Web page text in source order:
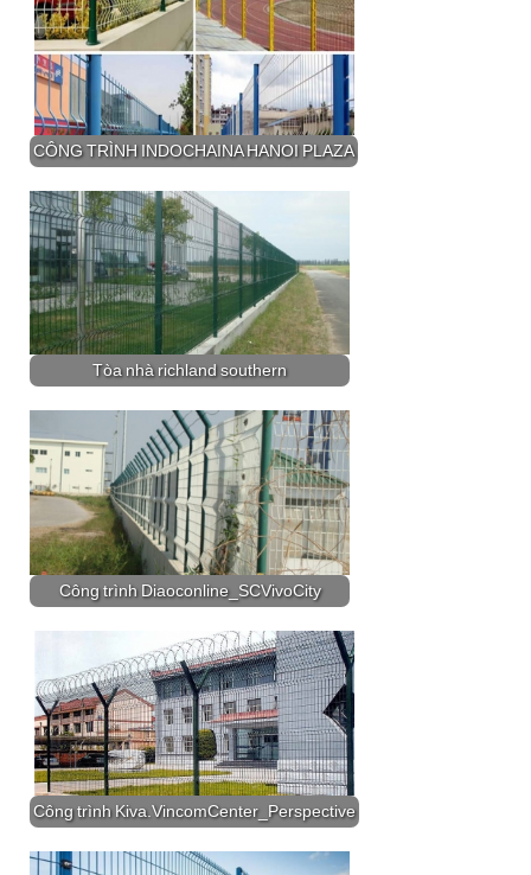
CÔNG TRÌNH INDOCHAINA HANOI PLAZA
Tòa nhà richland southern
Công trình Diaoconline_SCVivoCity
Công trình Kiva.VincomCenter_Perspective